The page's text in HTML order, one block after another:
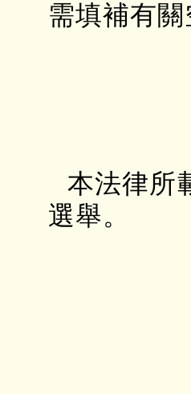
需填補有關
本法律所
選舉。